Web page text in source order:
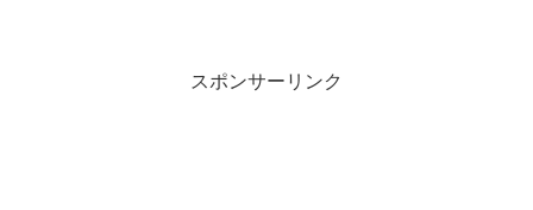
スポンサーリンク